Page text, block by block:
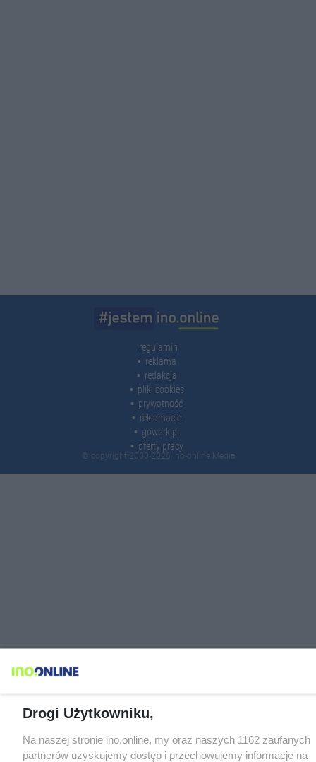
regulamin
reklama
redakcja
pliki cookies
prywatność
reklamacje
gowork.pl
oferty pracy
© copyright 2000-2026 Ino-online Media
Drogi Użytkowniku,
Na naszej stronie ino.online, my oraz naszych 1162 zaufanych
partnerów uzyskujemy dostęp i przechowujemy informacje na